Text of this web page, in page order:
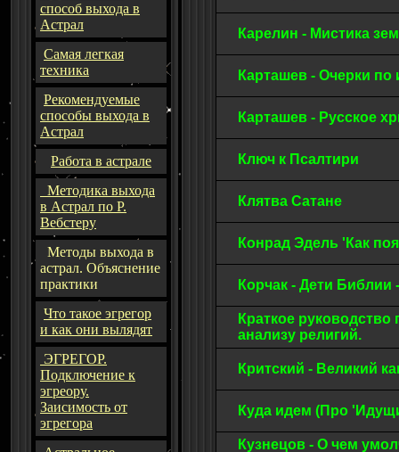
способ выхода в
Астрал
Самая легкая
техника
Рекомендуемые
способы выхода в
Астрал
Работа в астрале
Методика выхода
в Астрал по Р.
Вебстеру
Методы выхода в
астрал. Объяснение
практики
Что такое эгрегор
и как они вылядят
ЭГРЕГОР.
Подключение к
эгреору.
Заисимость от
эгрегора
Карелин - Мистика
Карташев - Очерки
Карташев - Русское
Ключ к Псалтири
Клятва Сатане
Конрад Эдель 'Как
Корчак - Дети
Краткое
анализу религий.
Критский - Великий
Куда идем (Про
Кузнецов - О чем